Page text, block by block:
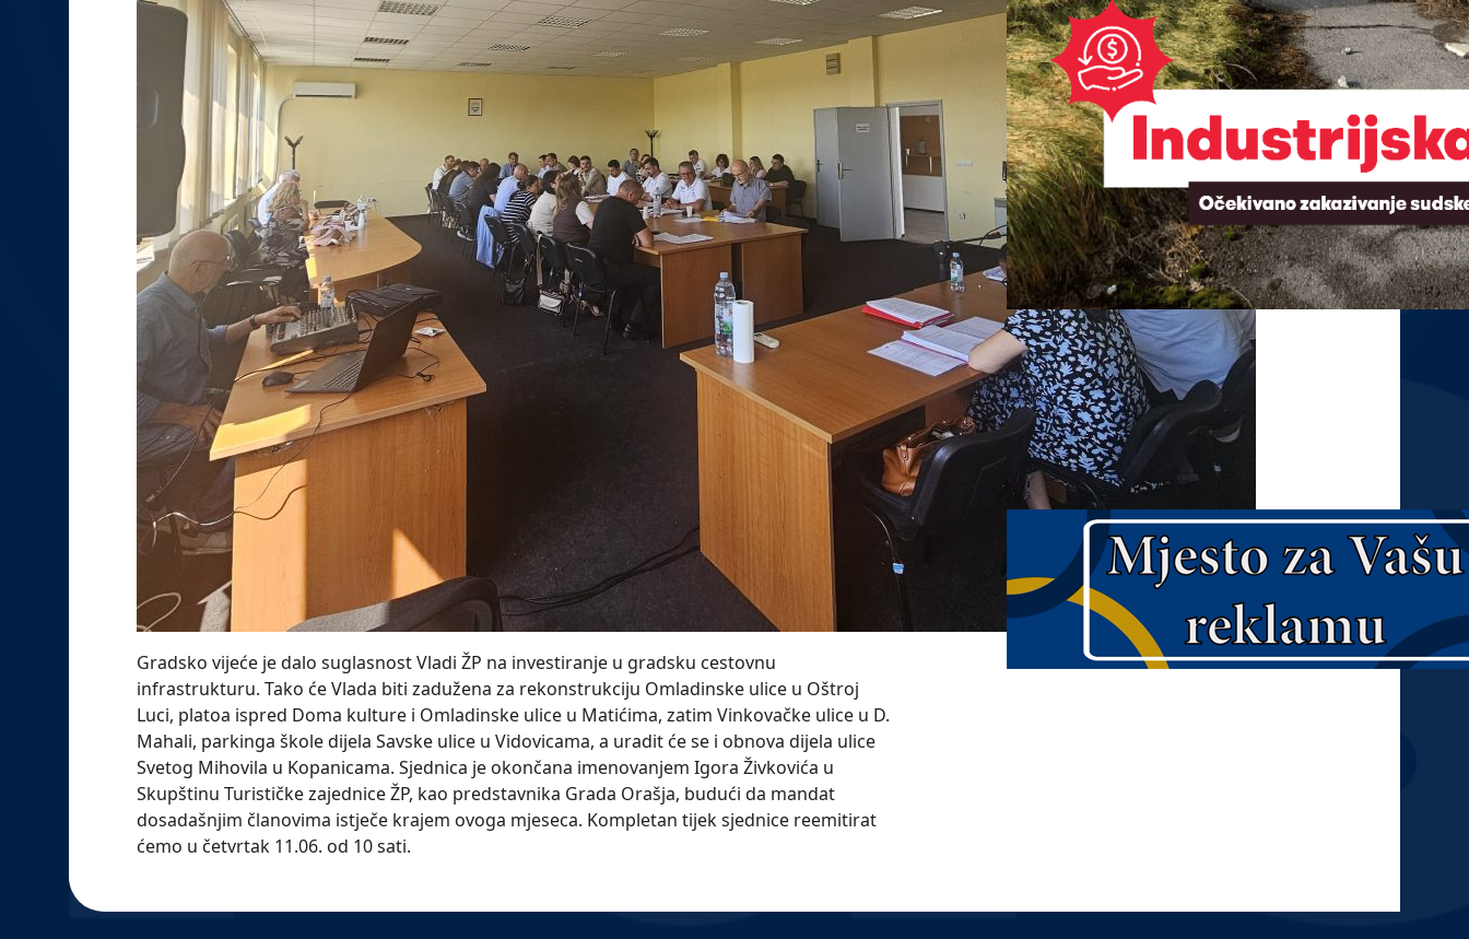
Gradsko vijeće je dalo suglasnost Vladi ŽP na investiranje u gradsku cestovnu
infrastrukturu. Tako će Vlada biti zadužena za rekonstrukciju Omladinske ulice u Oštroj
Luci, platoa ispred Doma kulture i Omladinske ulice u Matićima, zatim Vinkovačke ulice u D.
Mahali, parkinga škole dijela Savske ulice u Vidovicama, a uradit će se i obnova dijela ulice
Svetog Mihovila u Kopanicama. Sjednica je okončana imenovanjem Igora Živkovića u
Skupštinu Turističke zajednice ŽP, kao predstavnika Grada Orašja, budući da mandat
dosadašnjim članovima istječe krajem ovoga mjeseca. Kompletan tijek sjednice reemitirat
ćemo u četvrtak 11.06. od 10 sati.